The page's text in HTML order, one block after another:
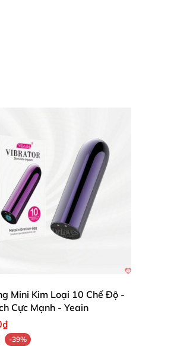
Đây chắc chắn là
làm nàng thích thú
cầu và sở thích.
Mini Kim Loại 10 Chế Độ -
Cực Mạnh - Yeain
-39%